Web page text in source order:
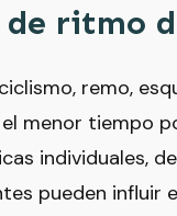
ritmo
remo,
menor tiempo
individuales,
pueden influir